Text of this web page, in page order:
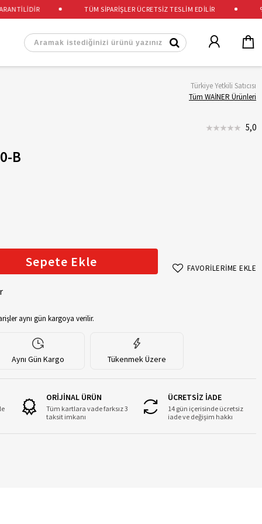
TÜM SİPARİŞLER ÜCRETSİZ TESLİM EDİLİR
Türkiye Yetkili Satıcısı
Tüm WAİNER Ürünleri
5,0
B
Sepete Ekle FAVORİLERİME EKLE
aynı gün kargoya verilir.
Aynı Gün Kargo Tükenmek Üzere
ORİJİNAL ÜRÜN
Tüm kartlara vade farksız 3
taksit imkanı
ÜCRETSİZ İADE
14 gün içerisinde ücretsiz
iade ve değişim hakkı